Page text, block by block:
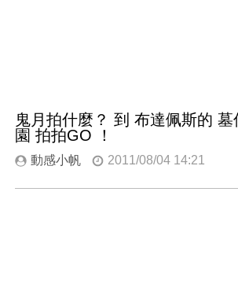
鬼月拍什麼？ 到 布達佩斯的
園 拍拍GO ！
動感小帆 2011/08/04 14:21